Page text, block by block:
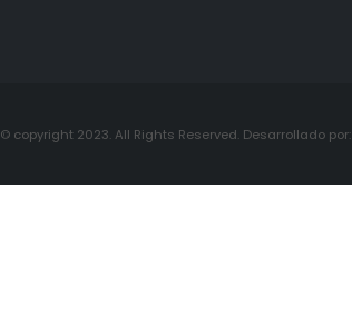
© copyright 2023. All Rights Reserved. Desarrollado por: